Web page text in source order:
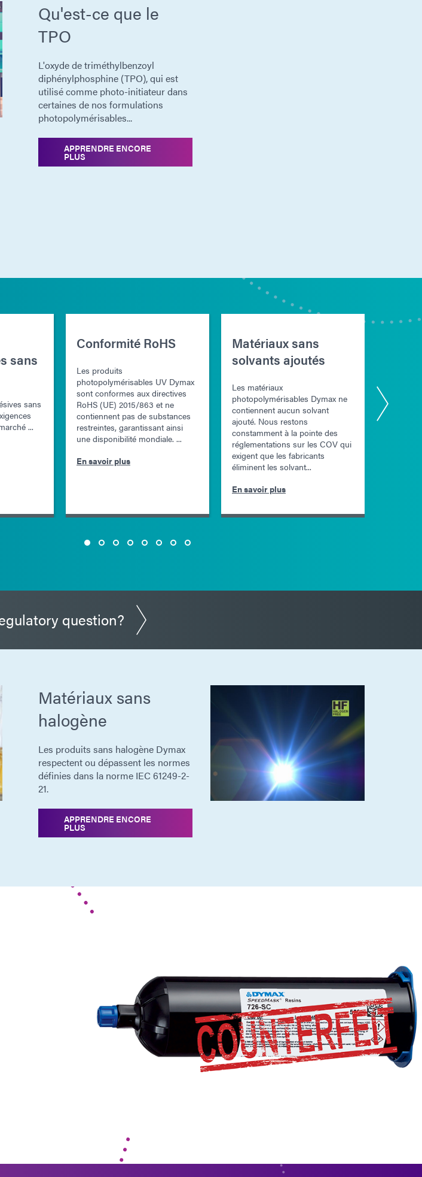
Qu'est-ce que le
TPO
L'oxyde de triméthylbenzoyl
diphénylphosphine (TPO), qui est
utilisé comme photo-initiateur dans
certaines de nos formulations
photopolymérisables...
APPRENDRE ENCORE
PLUS
sans
sans
...
Conformité RoHS
Les produits
photopolymérisables UV Dymax
sont conformes aux directives
RoHS (UE) 2015/863 et ne
contiennent pas de substances
restreintes, garantissant ainsi
une disponibilité mondiale. ...
En savoir plus
Matériaux sans
solvants ajoutés
Les matériaux
photopolymérisables Dymax ne
contiennent aucun solvant
ajouté. Nous restons
constamment à la pointe des
réglementations sur les COV qui
exigent que les fabricants
éliminent les solvant...
En savoir plus
question?
Matériaux sans
halogène
Les produits sans halogène Dymax
respectent ou dépassent les normes
définies dans la norme IEC 61249-2-
21.
APPRENDRE ENCORE
PLUS